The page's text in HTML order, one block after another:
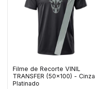
Filme de Recorte VINIL
TRANSFER (50x100) - Cinza
Platinado